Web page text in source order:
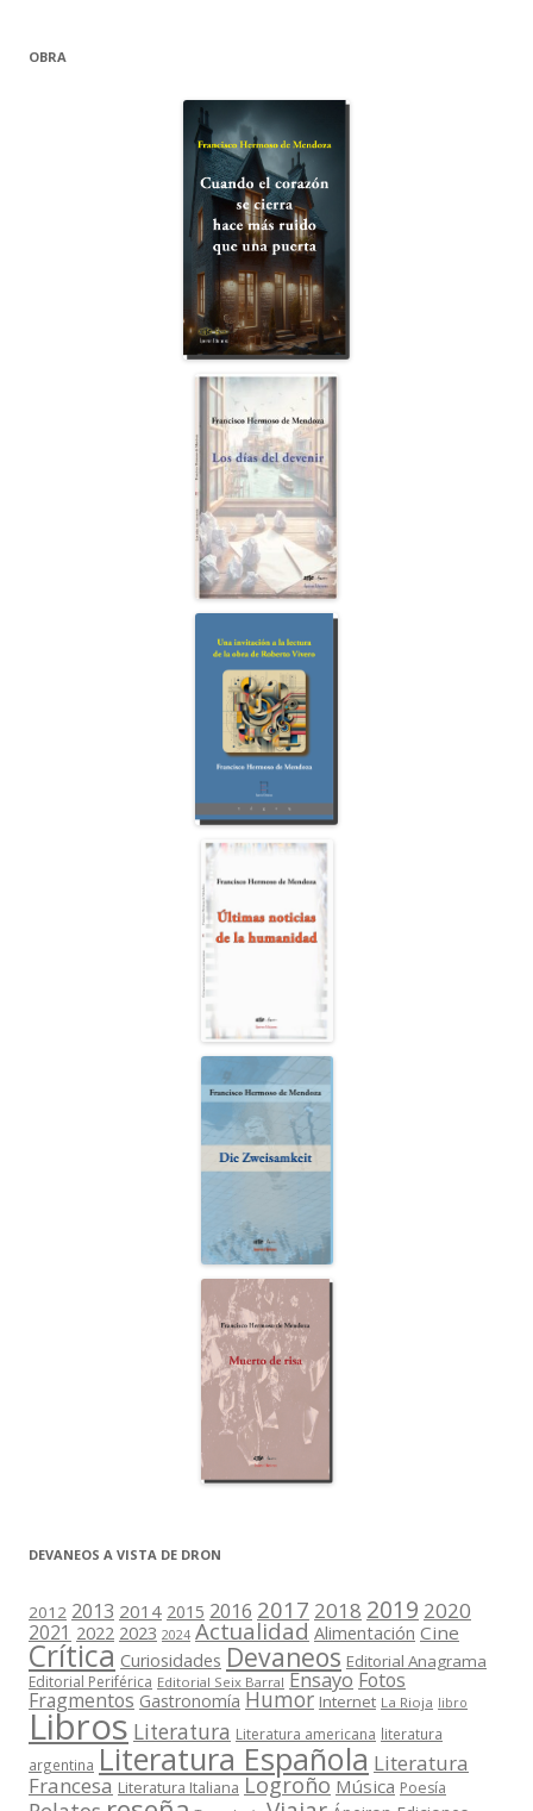
OBRA
DEVANEOS A VISTA DE DRON
2012 2013 2014 2015 2016 2017 2018 2019 2020
2021 2022 2023 2024 Actualidad Alimentación Cine
Crítica Curiosidades Devaneos Editorial Anagrama
Editorial Periférica Editorial Seix Barral Ensayo Fotos
Fragmentos Gastronomía Humor Internet La Rioja libro
Libros Literatura Literatura americana literatura
argentina Literatura Española Literatura
Francesa Literatura Italiana Logroño Música Poesía